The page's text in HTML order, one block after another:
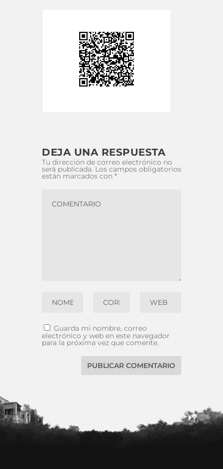
DEJA UNA RESPUESTA
Tu dirección de correo electrónico no
será publicada. Los campos obligatorios
están marcados con *
Guarda mi nombre, correo
electrónico y web en este navegador
para la próxima vez que comente.